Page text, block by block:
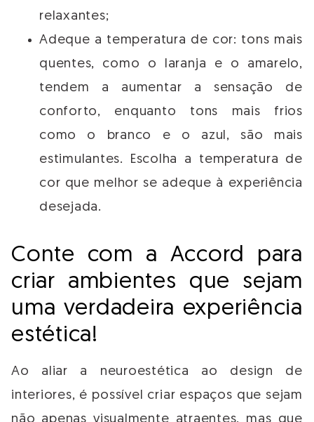
relaxantes;
Adeque a temperatura de cor: tons mais
quentes, como o laranja e o amarelo,
tendem a aumentar a sensação de
conforto, enquanto tons mais frios
como o branco e o azul, são mais
estimulantes. Escolha a temperatura de
cor que melhor se adeque à experiência
desejada.
Conte com a Accord para
criar ambientes que sejam
uma verdadeira experiência
estética!
Ao aliar a neuroestética ao design de
interiores, é possível criar espaços que sejam
não apenas visualmente atraentes, mas que